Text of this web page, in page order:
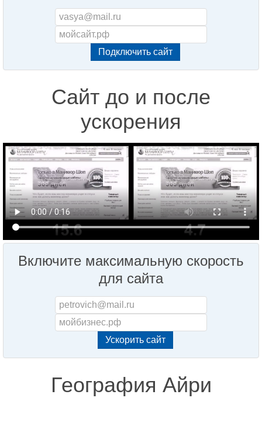
Сайт до и после
ускорения
Включите максимальную скорость
для сайта
География Айри